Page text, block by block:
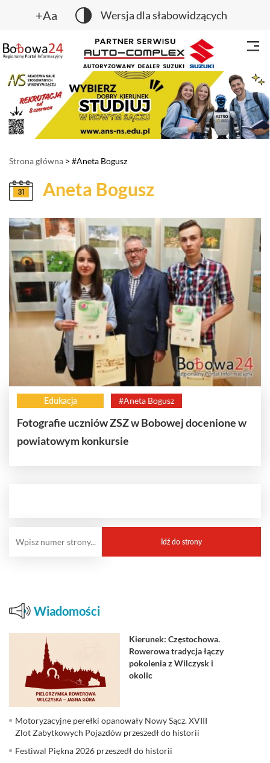
+Aa Wersja dla słabowidzących
Strona główna > #Aneta Bogusz
Aneta Bogusz
Edukacja #Aneta Bogusz
Fotografie uczniów ZSZ w Bobowej docenione w
powiatowym konkursie
Wiadomości
Kierunek: Częstochowa.
Rowerowa tradycja łączy
pokolenia z Wilczysk i
okolic
Motoryzacyjne perełki opanowały Nowy Sącz. XVIII
Zlot Zabytkowych Pojazdów przeszedł do historii
Festiwal Piękna 2026 przeszedł do historii